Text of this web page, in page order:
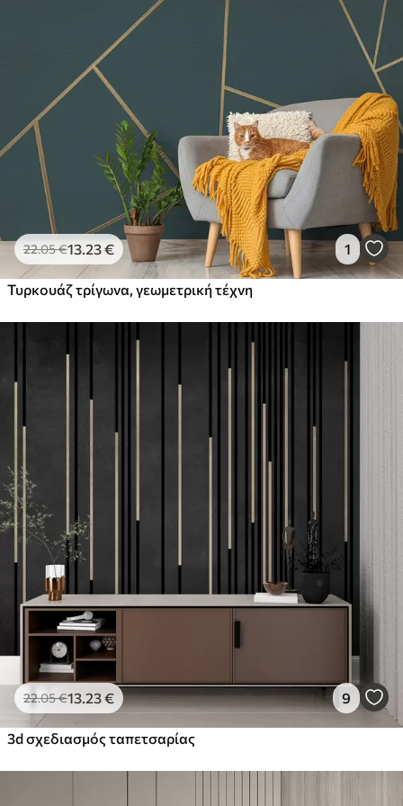
22.05€13 .23€ 1
Τυρκουάζ τρίγωνα, γεωμετρική τέχνη
22.05€13 .23€ 9
3d σχεδιασμός ταπετσαρίας